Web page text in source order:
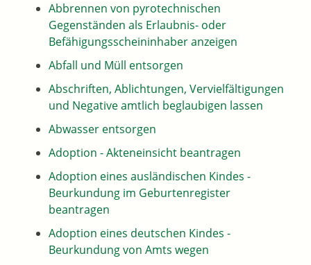
Abbrennen von pyrotechnischen
Gegenständen als Erlaubnis- oder
Befähigungsscheininhaber anzeigen
Abfall und Müll entsorgen
Abschriften, Ablichtungen, Vervielfältigungen
und Negative amtlich beglaubigen lassen
Abwasser entsorgen
Adoption - Akteneinsicht beantragen
Adoption eines ausländischen Kindes -
Beurkundung im Geburtenregister
beantragen
Adoption eines deutschen Kindes -
Beurkundung von Amts wegen